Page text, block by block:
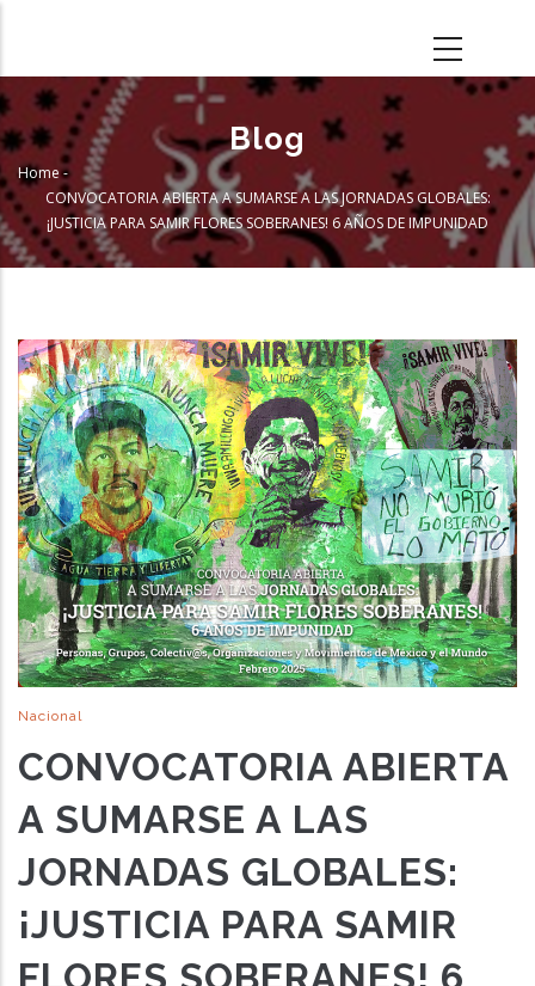
main
content
Blog
Breadcrumb
Home -
CONVOCATORIA ABIERTA A SUMARSE A LAS JORNADAS GLOBALES:
¡JUSTICIA PARA SAMIR FLORES SOBERANES! 6 AÑOS DE IMPUNIDAD
Nacional
CONVOCATORIA ABIERTA
A SUMARSE A LAS
JORNADAS GLOBALES:
¡JUSTICIA PARA SAMIR